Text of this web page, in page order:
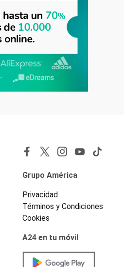
Grupo América
Privacidad
Términos y Condiciones
Cookies
A24 en tu móvil